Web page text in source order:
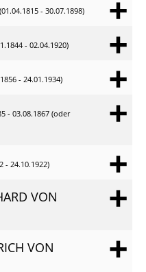
(01.04.1815 - 30.07.1898)
- 02.04.1920)
- 24.01.1934)
- 03.08.1867 (oder
- 24.10.1922)
VON
VON